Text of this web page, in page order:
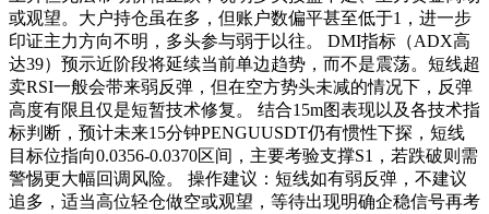
或观望。大户持仓虽在多，但账户数偏平甚至低于1，进一步
印证主力方向不明，多头参与弱于以往。 DMI指标（ADX高
达39）预示近阶段将延续当前单边趋势，而不是震荡。短线超
卖RSI一般会带来弱反弹，但在空方势头未减的情况下，反弹
高度有限且仅是短暂技术修复。 结合15m图表现以及各技术指
标判断，预计未来15分钟PENGUUSDT仍有惯性下探，短线
目标位指向0.0356-0.0370区间，主要考验支撑S1，若跌破则需
警惕更大幅回调风险。 操作建议：短线如有弱反弹，不建议
追多，适当高位轻仓做空或观望，等待出现明确企稳信号再考